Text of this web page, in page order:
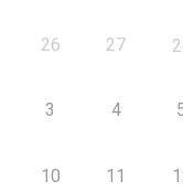
26 27
3 4
10 11